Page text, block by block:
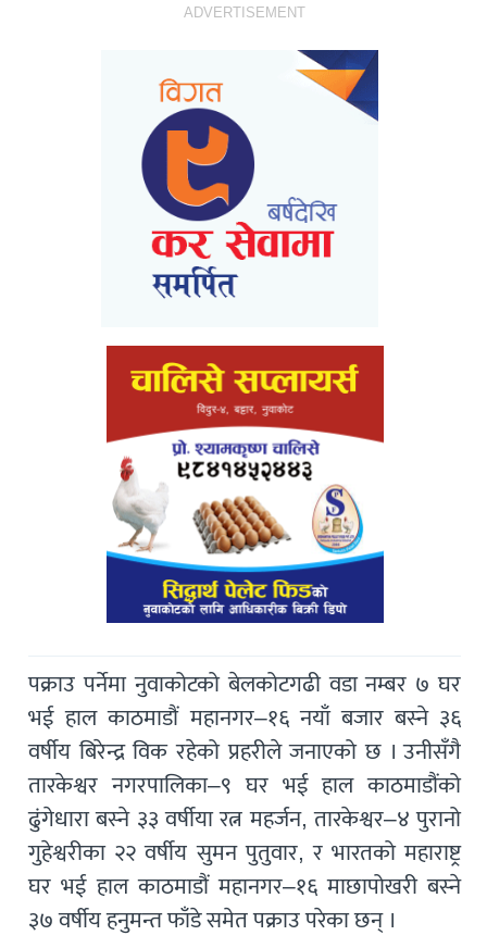
ADVERTISEMENT
पक्राउ पर्नेमा नुवाकोटको बेलकोटगढी वडा नम्बर ७ घर
भई हाल काठमाडौं महानगर–१६ नयाँ बजार बस्‍ने ३६
वर्षीय बिरेन्द्र विक रहेको प्रहरीले जनाएको छ । उनीसँगै
तारकेश्वर नगरपालिका–९ घर भई हाल काठमाडौंको
ढुंगेधारा बस्‍ने ३३ वर्षीया रत्न महर्जन, तारकेश्वर–४ पुरानो
गुहेश्वरीका २२ वर्षीय सुमन पुतुवार, र भारतको महाराष्ट्र
घर भई हाल काठमाडौं महानगर–१६ माछापोखरी बस्‍ने
३७ वर्षीय हनुमन्त फाँडे समेत पक्राउ परेका छन् ।